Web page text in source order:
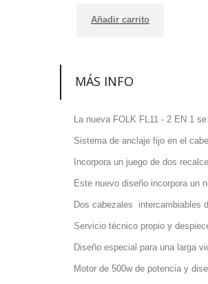
Añadir carrito
MÁS INFO
La nueva FOLK FL11 - 2 EN 1
Sistema de anclaje fijo en el
Incorpora un juego de dos
Este nuevo diseño incorpora un
Dos cabezales intercambiables
Servicio técnico propio y
Diseño especial para una larga
Motor de 500w de potencia y